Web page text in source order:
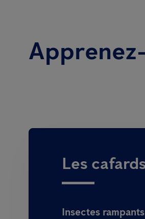
Les
Insectes